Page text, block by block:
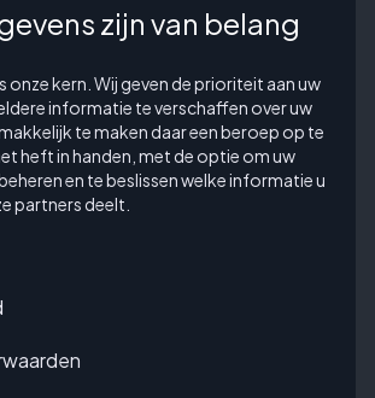
zijn van belang
onze kern. Wij geven de prioriteit aan uw
informatie te verschaffen over uw
te maken daar een beroep op te
heft in handen, met de optie om uw
en te beslissen welke informatie u
partners deelt.